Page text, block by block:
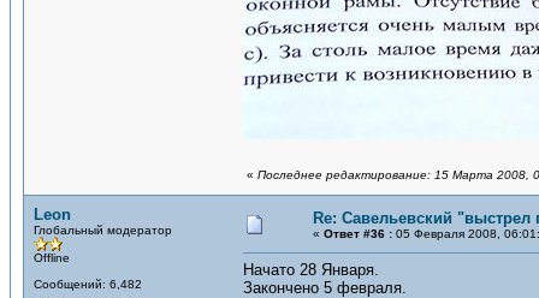
« Последнее редактирование: 15 Марта 2008,
Leon
Глобальный модератор
Offline
Сообщений: 6,482
Re: Савельевский "выстрел
« Ответ #36 : 05 Февраля 2008,
Начато 28 Января.
Закончено 5 февраля.